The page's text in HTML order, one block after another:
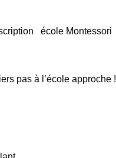
école Montessori
pas à l’école approche !